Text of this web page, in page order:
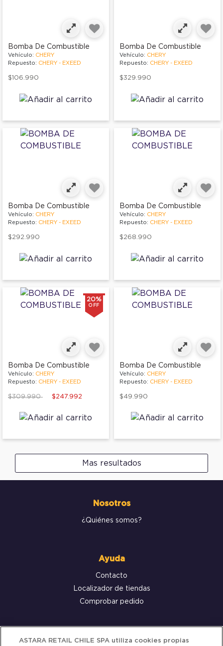
Bomba De Combustible
Vehículo: CHERY
Repuesto: CHERY - EXEED
$106.990
Bomba De Combustible
Vehículo: CHERY
Repuesto: CHERY - EXEED
$329.990
Bomba De Combustible
Vehículo: CHERY
Repuesto: CHERY - EXEED
$292.990
Bomba De Combustible
Vehículo: CHERY
Repuesto: CHERY - EXEED
$268.990
20%
OFF
Bomba De Combustible
Vehículo: CHERY
Repuesto: CHERY - EXEED
Price reduced from
$309.990to $247.992
Bomba De Combustible
Vehículo: CHERY
Repuesto: CHERY - EXEED
$49.990
Mas resultados
Nosotros
¿Quiénes somos?
Ayuda
Contacto
Localizador de tiendas
Comprobar pedido
Servicio al cliente
ASTARA RETAIL CHILE SPA utiliza cookies propias